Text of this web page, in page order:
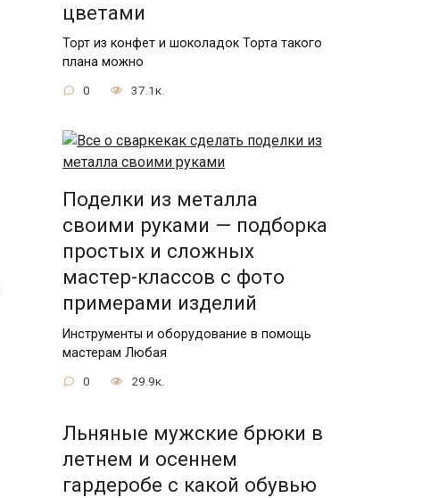
цветами
Торт из конфет и шоколадок Торта такого
плана можно
0 37.1к.
Поделки из металла
своими руками — подборка
простых и сложных
мастер-классов с фото
примерами изделий
Инструменты и оборудование в помощь
мастерам Любая
0 29.9к.
Льняные мужские брюки в
летнем и осеннем
гардеробе с какой обувью